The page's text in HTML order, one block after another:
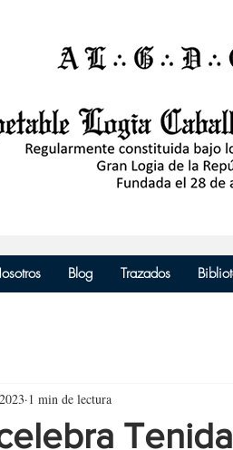
Blog Trazados
1 min de lectura